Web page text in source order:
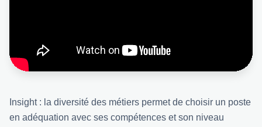
Insight : la diversité des métiers permet de choisir un poste
en adéquation avec ses compétences et son niveau